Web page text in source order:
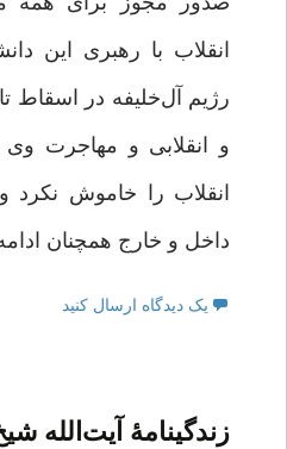
انقلاب با رهبری این
رژیم آل‌خلیفه در اسقاط
و انقلابی و مهاجرت وی
انقلاب را خاموش نکرد
داخل و خارج همچنان
یک دیدگاه ارسال کنید
زندگینامۀ آیت‌الله